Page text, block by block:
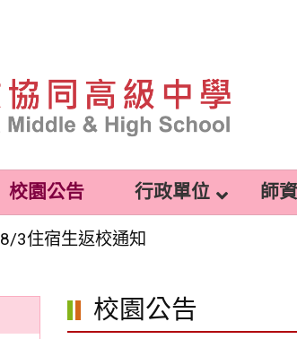
校園公告 行政單位 師
8/3住宿生返校通知
校園公告